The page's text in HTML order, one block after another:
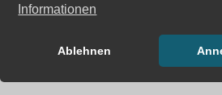
Informationen
Ablehnen